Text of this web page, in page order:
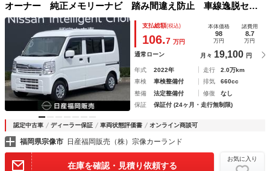
オーナー 純正メモリーナビ 踏み間違え防止 車線逸脱セン
サー ＬＥＤライト エアバック 全席パワーウインドウ 記
録簿付き キーレス ナビＴＶ ＥＴＣ 助手席エアバック
ワンオ－ナ－ メモリーナビ
支払総額(税込)
106.7 万円
本体価格
98
万円
諸費用
8.7
万円
通常ローン 月々 19,100 円
年式 2022年 走行
2.0万km
車検
車検整備付 排気
660cc
整備
法定整備付 修復
なし
保証
保証付 (24ヶ月・走行無制限)
認定中古車 ディーラー保証 車両状態評価書 オンライン商談可
福岡県宗像市 日産福岡販売（株）宗像カーランド
在庫を確認・見積り依頼する
お気に入り